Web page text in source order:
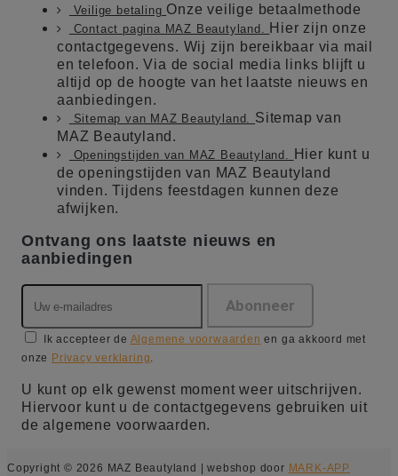
Veilige betaling Onze veilige betaalmethode
Contact pagina MAZ Beautyland.
Hier zijn onze
contactgegevens. Wij zijn bereikbaar via mail
en telefoon. Via de social media links blijft u
altijd op de hoogte van het laatste nieuws en
aanbiedingen.
Sitemap van MAZ Beautyland. Sitemap van
MAZ Beautyland.
Openingstijden van MAZ Beautyland.
Hier kunt u
de openingstijden van MAZ Beautyland
vinden. Tijdens feestdagen kunnen deze
afwijken.
Ontvang ons laatste nieuws en
aanbiedingen
Ik accepteer de Algemene voorwaarden en ga akkoord met
onze Privacy verklaring.
U kunt op elk gewenst moment weer uitschrijven.
Hiervoor kunt u de contactgegevens gebruiken uit
de algemene voorwaarden.
Copyright © 2026 MAZ Beautyland | webshop door MARK-APP